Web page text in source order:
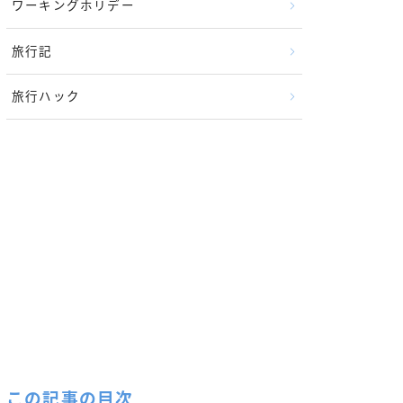
ワーキングホリデー
旅行記
旅行ハック
この記事の目次